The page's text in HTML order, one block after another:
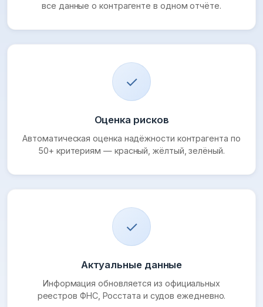
все данные о контрагенте в одном отчёте.
✓
Оценка рисков
Автоматическая оценка надёжности контрагента по
50+ критериям — красный, жёлтый, зелёный.
✓
Актуальные данные
Информация обновляется из официальных
реестров ФНС, Росстата и судов ежедневно.